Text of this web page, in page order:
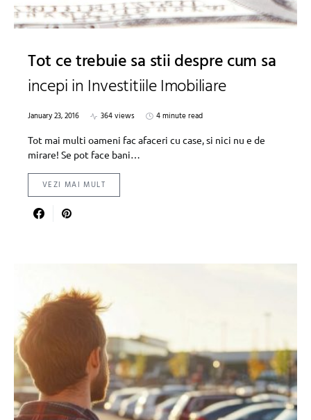
Tot ce trebuie sa stii despre cum sa
incepi in Investitiile Imobiliare
January 23, 2016 364 views
4 minute read
Tot mai multi oameni fac afaceri cu case, si nici nu e de
mirare! Se pot face bani…
VEZI MAI MULT